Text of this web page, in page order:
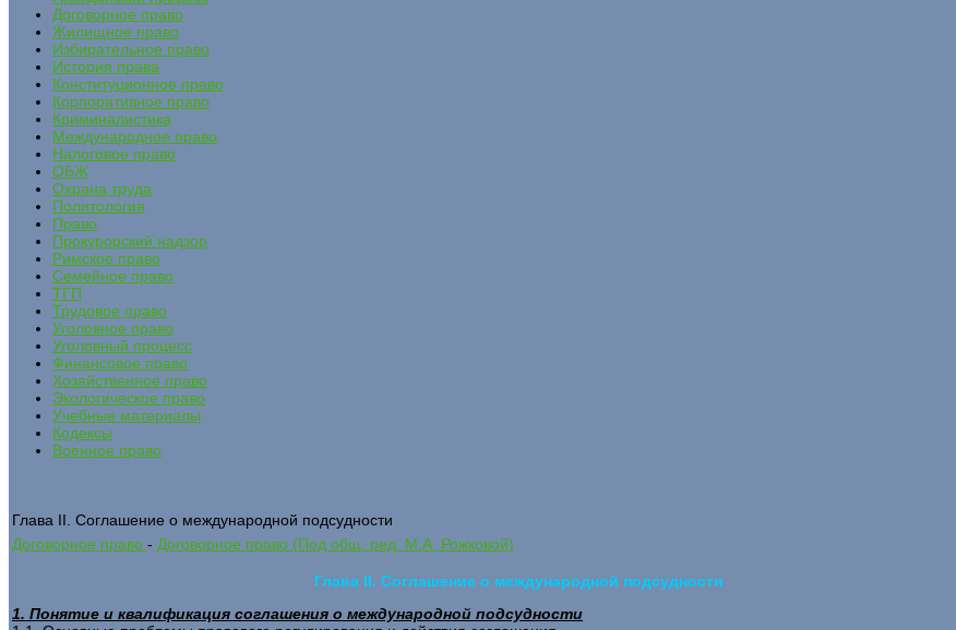
Договорное право
Жилищное право
Избирательное право
История права
Конституционное право
Корпоративное право
Криминалистика
Международное право
Налоговое право
ОБЖ
Охрана труда
Политология
Право
Прокурорский надзор
Римское право
Семейное право
ТГП
Трудовое право
Уголовное право
Уголовный процесс
Финансовое право
Хозяйственное право
Экологическое право
Учебные материалы
Кодексы
Военное право
Глава II. Соглашение о международной подсудности
Договорное право - Договорное право (Под общ. ред. М.А. Рожковой)
Глава II. Соглашение о международной подсудности
1. Понятие и квалификация соглашения о международной подсудности